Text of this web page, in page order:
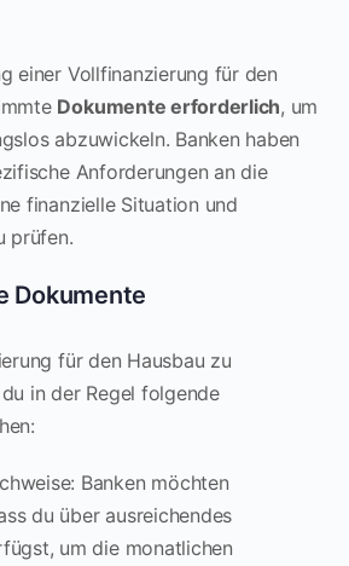
einer Vollfinanzierung für den
Dokumente erforderlich, um
abzuwickeln. Banken haben
Anforderungen an die
finanzielle Situation und
prüfen.
Dokumente
für den Hausbau zu
in der Regel folgende
Banken möchten
du über ausreichendes
um die monatlichen